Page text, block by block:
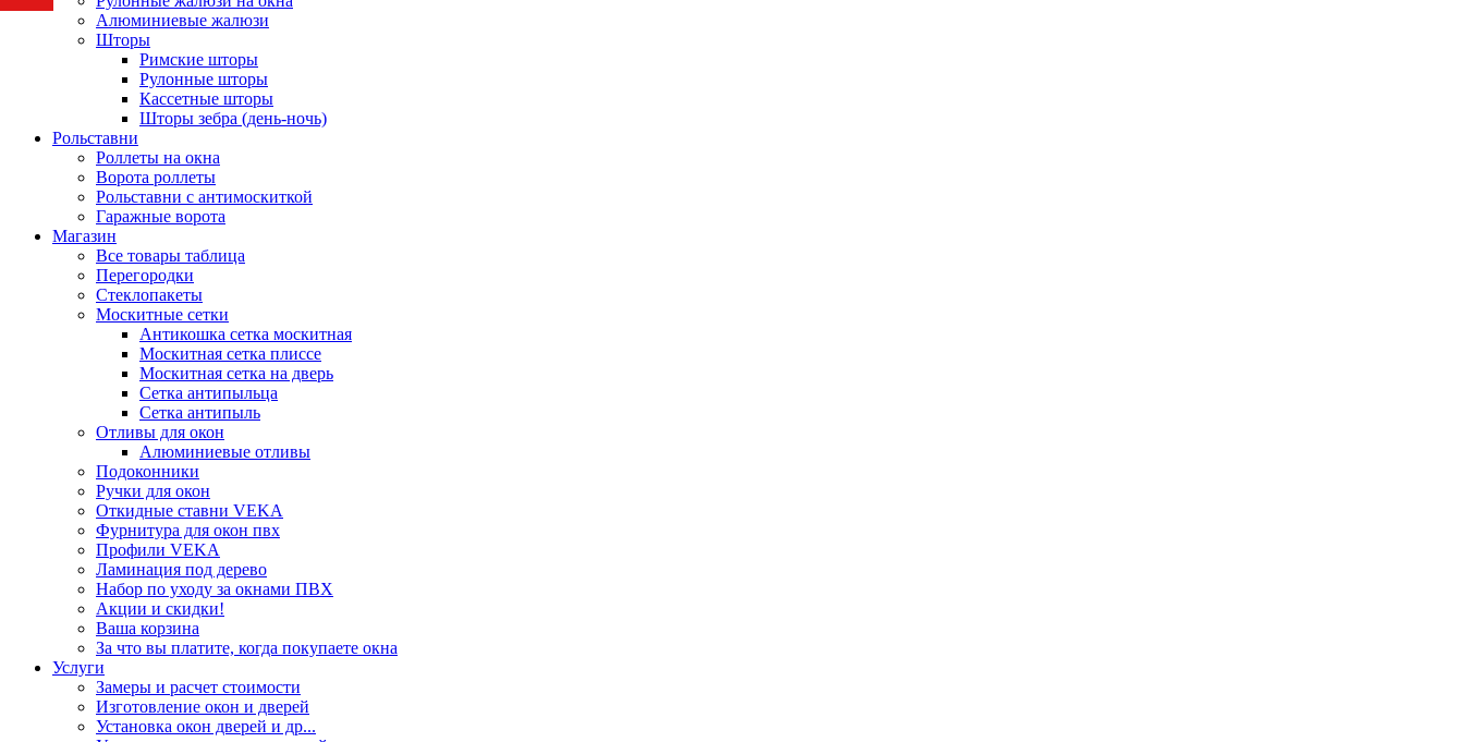
Алюминиевые жалюзи
Шторы
Римские шторы
Рулонные шторы
Кассетные шторы
Шторы зебра (день-ночь)
Рольставни
Роллеты на окна
Ворота роллеты
Рольставни с антимоскиткой
Гаражные ворота
Магазин
Все товары таблица
Перегородки
Стеклопакеты
Москитные сетки
Антикошка сетка москитная
Москитная сетка плиссе
Москитная сетка на дверь
Сетка антипыльца
Сетка антипыль
Отливы для окон
Алюминиевые отливы
Подоконники
Ручки для окон
Откидные ставни VEKA
Фурнитура для окон пвх
Профили VEKA
Ламинация под дерево
Набор по уходу за окнами ПВХ
Акции и скидки!
Ваша корзина
За что вы платите, когда покупаете окна
Услуги
Замеры и расчет стоимости
Изготовление окон и дверей
Установка окон дверей и др...